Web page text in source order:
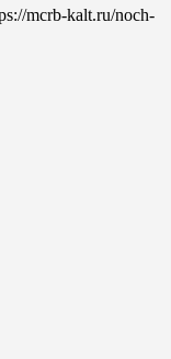
mcrb-kalt.ru/noch-